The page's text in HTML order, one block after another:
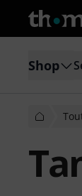
Shop